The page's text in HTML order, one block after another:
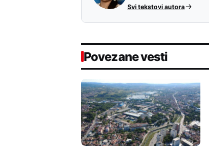
Svi tekstovi autora
Povezane vesti